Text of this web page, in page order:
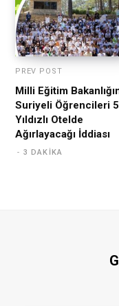
PREV POST
Milli Eğitim
Suriyeli Öğrencileri 5
Yıldızlı Otelde
Ağırlayacağı İddiası
3 DAKIKA